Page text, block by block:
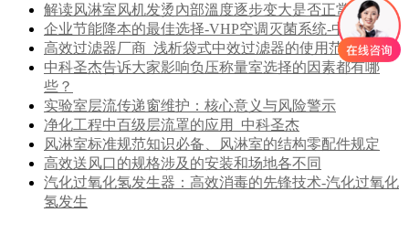
解读风淋室风机发烫內部溫度逐步变大是否正常？
企业节能降本的最佳选择-VHP空调灭菌系统-中科圣杰
高效过滤器厂商_浅析袋式中效过滤器的使用范围
中科圣杰告诉大家影响负压称量室选择的因素都有哪
些？
实验室层流传递窗维护：核心意义与风险警示
净化工程中百级层流罩的应用_中科圣杰
风淋室标准规范知识必备、风淋室的结构零配件规定
高效送风口的规格涉及的安装和场地各不同
汽化过氧化氢发生器：高效消毒的先锋技术-汽化过氧化
氢发生